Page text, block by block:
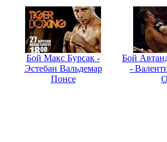
Бой Макс Бурсак -
Эстебан Вальдемар
Понсе
Бой
-